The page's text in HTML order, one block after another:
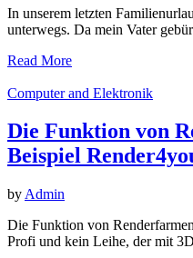
In unserem letzten
unterwegs. Da mein Vater
Read More
Computer and Elektronik
Die Funktion von
Beispiel
by Admin
Die Funktion von
Profi und kein Leihe, der mit 3D